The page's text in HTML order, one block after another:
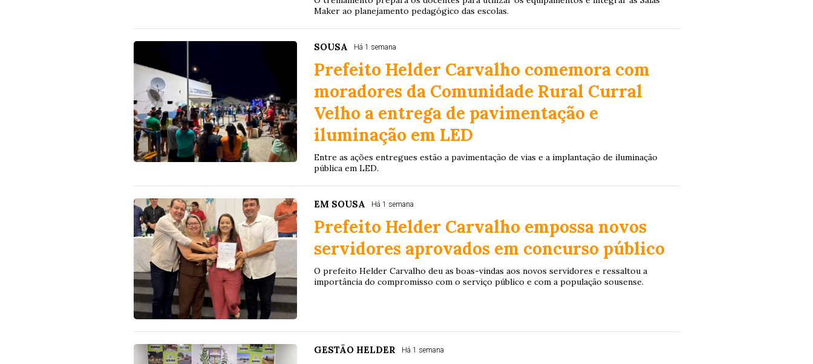
Maker ao planejamento pedagógico das escolas.
SOUSA Há 1 semana
Prefeito Helder Carvalho comemora com
moradores da Comunidade Rural Curral
Velho a entrega de pavimentação e
iluminação em LED
Entre as ações entregues estão a pavimentação de vias e a implantação de iluminação
pública em LED.
EM SOUSA Há 1 semana
Prefeito Helder Carvalho empossa novos
servidores aprovados em concurso público
O prefeito Helder Carvalho deu as boas-vindas aos novos servidores e ressaltou a
importância do compromisso com o serviço público e com a população sousense.
GESTÃO HELDER Há 1 semana